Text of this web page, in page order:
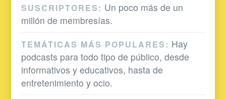
SUSCRIPTORES: Un poco más de un
millón de membresías.
TEMÁTICAS MÁS POPULARES: Hay
podcasts para todo tipo de público, desde
informativos y educativos, hasta de
entretenimiento y ocio.